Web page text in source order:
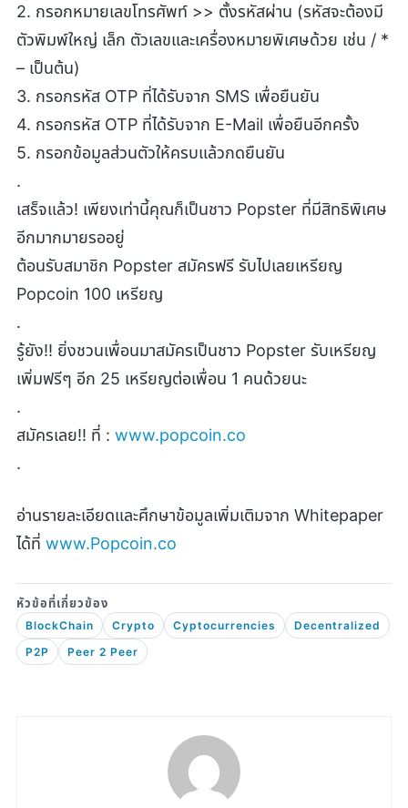
2. กรอกหมายเลขโทรศัพท์ >> ตั้งรหัสผ่าน (รหัสจะต้องมี
ตัวพิมพ์ใหญ่ เล็ก ตัวเลขและเครื่องหมายพิเศษด้วย เช่น / *
– เป็นต้น)
3. กรอกรหัส OTP ที่ได้รับจาก SMS เพื่อยืนยัน
4. กรอกรหัส OTP ที่ได้รับจาก E-Mail เพื่อยืนอีกครั้ง
5. กรอกข้อมูลส่วนตัวให้ครบแล้วกดยืนยัน
.
เสร็จแล้ว! เพียงเท่านี้คุณก็เป็นชาว Popster ที่มีสิทธิพิเศษ
อีกมากมายรออยู่
ต้อนรับสมาชิก Popster สมัครฟรี รับไปเลยเหรียญ
Popcoin 100 เหรียญ
.
รู้ยัง!! ยิ่งชวนเพื่อนมาสมัครเป็นชาว Popster รับเหรียญ
เพิ่มฟรีๆ อีก 25 เหรียญต่อเพื่อน 1 คนด้วยนะ
.
สมัครเลย!! ที่ : www.popcoin.co
.
อ่านรายละเอียดและศึกษาข้อมูลเพิ่มเติมจาก Whitepaper
ได้ที่ www.Popcoin.co
BlockChain Crypto Cyptocurrencies
Decentralized
P2P
Peer 2 Peer